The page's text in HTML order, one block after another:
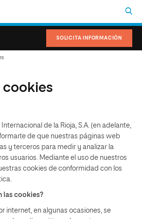
SOLICITA INFORMACIÓN
cookies
de la Rioja, S.A. (en adelante,
de que nuestras páginas web
y terceros para medir y analizar la
usuarios. Mediante el uso de nuestros
cookies de conformidad con los
las cookies?
internet, en algunas ocasiones, se